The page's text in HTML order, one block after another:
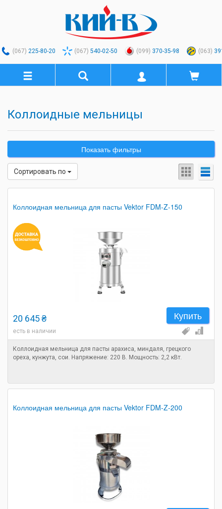
(067) 225-80-20 (067) 540-02-50 (099) 370-35-98 (063)
Показать фильтры
Сортировать по
Коллоидная мельница для пасты Vektor FDM-Z-150
Купить
20 645 ₴
есть в наличии
Коллоидная мельница для пасты арахиса, миндаля, грецкого
ореха, кунжута, сои. Напряжение: 220 В. Мощность: 2,2 кВт.
Коллоидная мельница для пасты Vektor FDM-Z-200
Коллоидные мельницы